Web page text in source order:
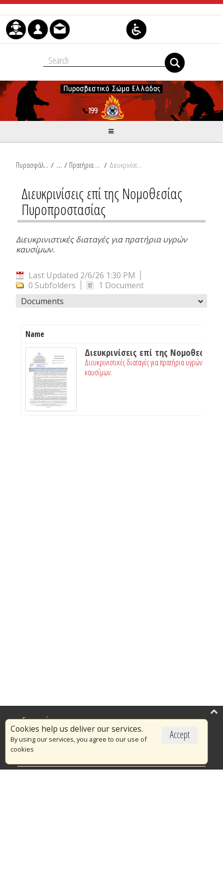
Skip to Content
Πυρασφάλεια / Πρατήρια Υγρών Καυσίμων / Διευκρινίσεις επί της Νομοθεσίας Πυροπροστασίας
Διευκρινίσεις επί της Νομοθεσίας
Πυροπροστασίας
Διευκρινιστικές διαταγές για πρατήρια υγρών
καυσίμων.
Last Updated 2/6/26 1:30 PM
0 Subfolders
1 Document
Documents
Name
Διευκρινιστικές διαταγές για πρατήρια υγρών
καυσίμων.
Accept
Cookies help us deliver our services.
By using our services, you agree to our use of
cookies
Επικαιρότητα
Το Πυροσβεστικό Σώμα